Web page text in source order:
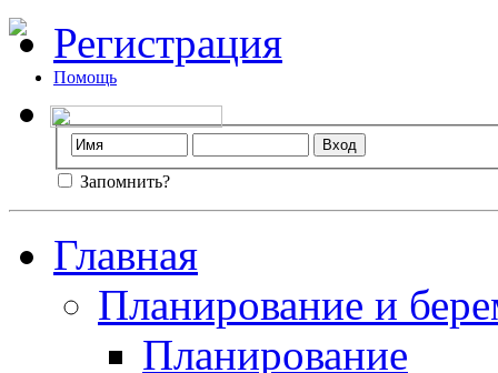
Регистрация
Помощь
Запомнить?
Главная
Планирование и
Планирование